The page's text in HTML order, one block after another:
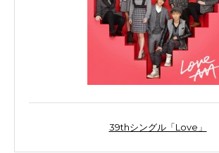
39thシングル「Love」